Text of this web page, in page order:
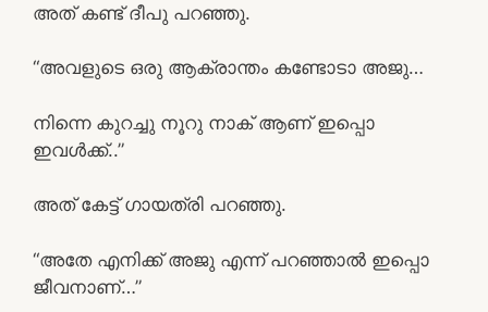
അത്‌ കണ്ട് ദീപു പറഞ്ഞു.
“അവളുടെ ഒരു ആക്രാന്തം കണ്ടോടാ അജു…
നിന്നെ കുറച്ചു നൂറു നാക് ആണ് ഇപ്പൊ
ഇവൾക്ക്..”
അത്‌ കേട്ട് ഗായത്രി പറഞ്ഞു.
“അതേ എനിക്ക് അജു എന്ന് പറഞ്ഞാൽ ഇപ്പൊ
ജീവനാണ്…”